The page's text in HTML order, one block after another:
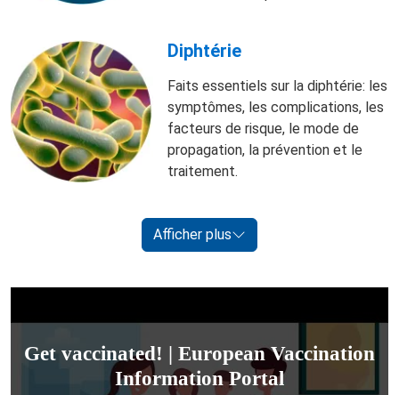
Diphtérie
Faits essentiels sur la diphtérie: les
symptômes, les complications, les
facteurs de risque, le mode de
propagation, la prévention et le
traitement.
Afficher plus
Get vaccinated! | European Vaccination
Information Portal